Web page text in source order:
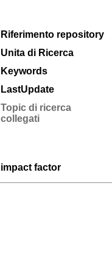
Riferimento repository
Unita di Ricerca
Keywords
LastUpdate
Topic di ricerca
collegati
impact factor